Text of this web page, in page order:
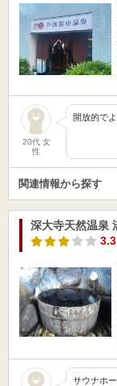
20代 女
性
開放的で
関連情報から探す
深大寺天然温泉
サウナホ